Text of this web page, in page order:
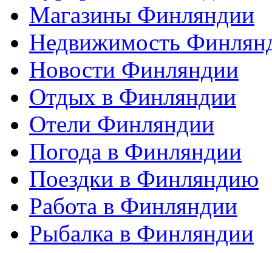
Магазины Финляндии
Недвижимость
Новости Финляндии
Отдых в Финляндии
Отели Финляндии
Погода в Финляндии
Поездки в Финляндию
Работа в Финляндии
Рыбалка в Финляндии